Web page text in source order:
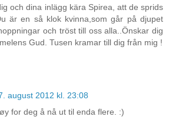
och dina inlägg kära Spirea, att de sprids
är en så klok kvinna,som går på djupet
och tröst till oss alla..Önskar dig
Gud. Tusen kramar till dig från mig !
august 2012 kl. 23:08
for deg å nå ut til enda flere. :)